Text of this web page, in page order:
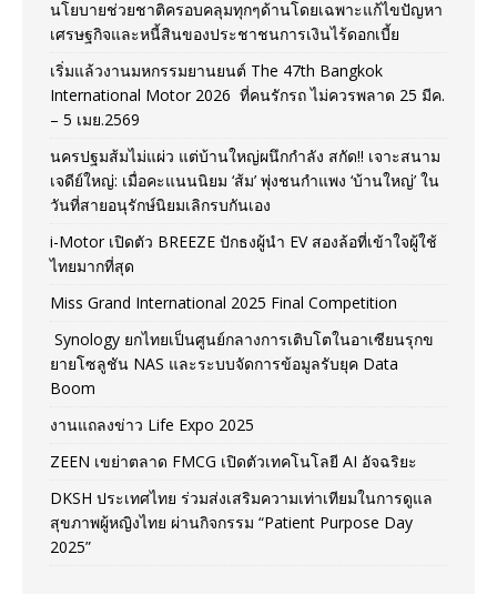
นโยบายช่วยชาติครอบคลุมทุกๆด้านโดยเฉพาะแก้ไขปัญหา
เศรษฐกิจและหนี้สินของประชาชนการเงินไร้ดอกเบี้ย
เริ่มแล้วงานมหกรรมยานยนต์ The 47th Bangkok
International Motor 2026 ที่คนรักรถ ไม่ควรพลาด 25 มีค.
– 5 เมย.2569
นครปฐมส้มไม่แผ่ว แต่บ้านใหญ่ผนึกกำลัง สกัด!! เจาะสนาม
เจดีย์ใหญ่: เมื่อคะแนนนิยม ‘ส้ม’ พุ่งชนกำแพง ‘บ้านใหญ่’ ใน
วันที่สายอนุรักษ์นิยมเลิกรบกันเอง
i-Motor เปิดตัว BREEZE ปักธงผู้นำ EV สองล้อที่เข้าใจผู้ใช้
ไทยมากที่สุด
Miss Grand International 2025 Final Competition
Synology ยกไทยเป็นศูนย์กลางการเติบโตในอาเซียนรุกข
ยายโซลูชัน NAS และระบบจัดการข้อมูลรับยุค Data
Boom
งานแถลงข่าว Life Expo 2025
ZEEN เขย่าตลาด FMCG เปิดตัวเทคโนโลยี AI อัจฉริยะ
DKSH ประเทศไทย ร่วมส่งเสริมความเท่าเทียมในการดูแล
สุขภาพผู้หญิงไทย ผ่านกิจกรรม “Patient Purpose Day
2025”